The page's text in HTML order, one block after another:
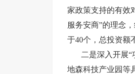
家政策支持的有效
服务安商”的理念
于40个，总投资额
二是深入开展“
地森科技产业园等